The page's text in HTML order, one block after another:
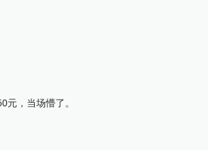
，当场懵了。